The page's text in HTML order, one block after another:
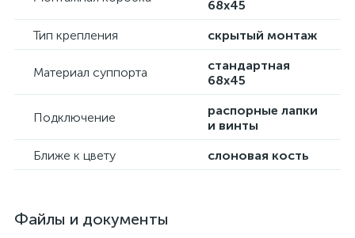
68х45
Тип крепления
скрытый монтаж
Материал суппорта
стандартная
68х45
Подключение
распорные лапки
и винты
Ближе к цвету
слоновая кость
Файлы и документы